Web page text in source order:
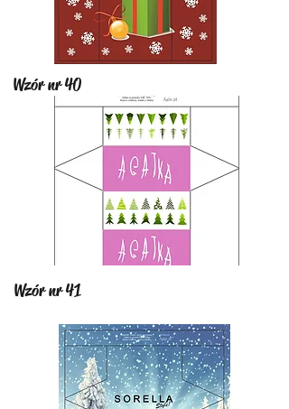
Wzór nr 40
Wzór nr 41